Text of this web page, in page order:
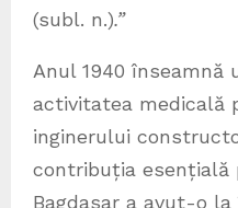
(subl. n.).”
Anul 1940 înseamnă
activitatea medicală
inginerului
contribuția esențială
Bagdasar a avut-o